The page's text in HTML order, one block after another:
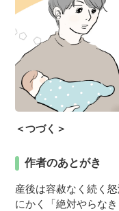
＜つづく＞
作者のあとがき
産後は容赦なく続く
にかく「絶対やらな